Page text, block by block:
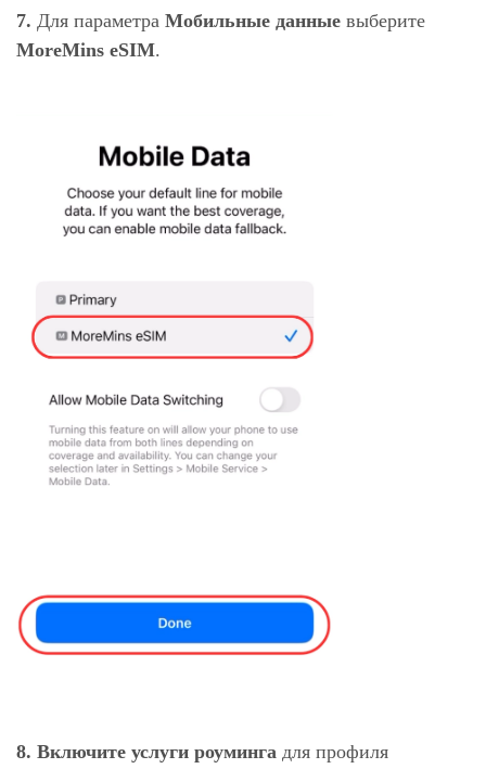
7. Для параметра Мобильные данные выберите
MoreMins eSIM.
8. Включите услуги роуминга для профиля